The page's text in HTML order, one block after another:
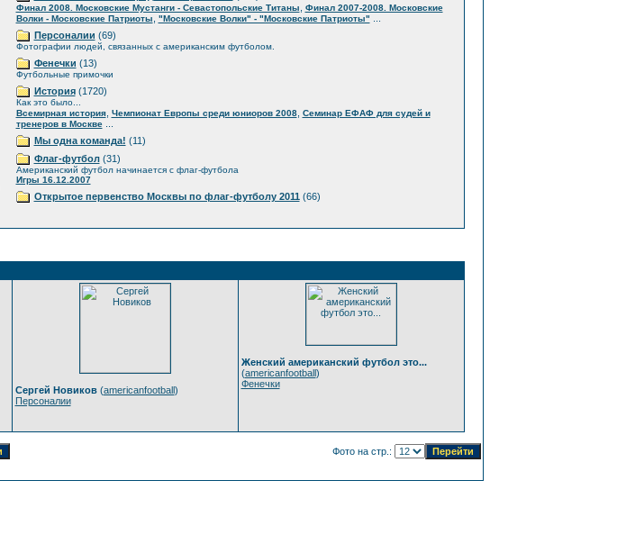
Финал 2008. Московские Мустанги - Севастопольские Титаны
Финал 2007-2008. Московские
Волки - Московские Патриоты
"Московские Волки" - "Московские Патриоты"
Персоналии (69)
Фотографии людей, связанных с американским футболом.
Фенечки (13)
Футбольные примочки
История(1720)
Как это было...
Всемирная история, Чемпионат Европы среди юниоров 2008, Семинар ЕФАФ для судей и
тренеров в Москве...
Мы одна команда! (11)
Флаг-футбол(31)
Американский футбол начинается с флаг-футбола
Игры 16.12.2007
Открытое первенство Москвы по флаг-футболу 2011(66)
Сергей Новиков(americanfootball)
Персоналии
Женский американский футбол это...
(americanfootball)
Фенечки
Фото на стр.: